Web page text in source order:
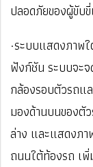
ปลอดภัยของผู้ขับ
·ระบบแสดงภาพ
ฟังก์ชัน ระบบจะจ
กล้องรอบตัวรถแ
มองด้านบนของตั
ล่าง และแสดงภ
ถนนใต้ท้องรถ เ